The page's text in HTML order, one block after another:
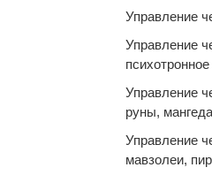
Управление
Управление
Управление
руны,
Управление
мавзолеи,